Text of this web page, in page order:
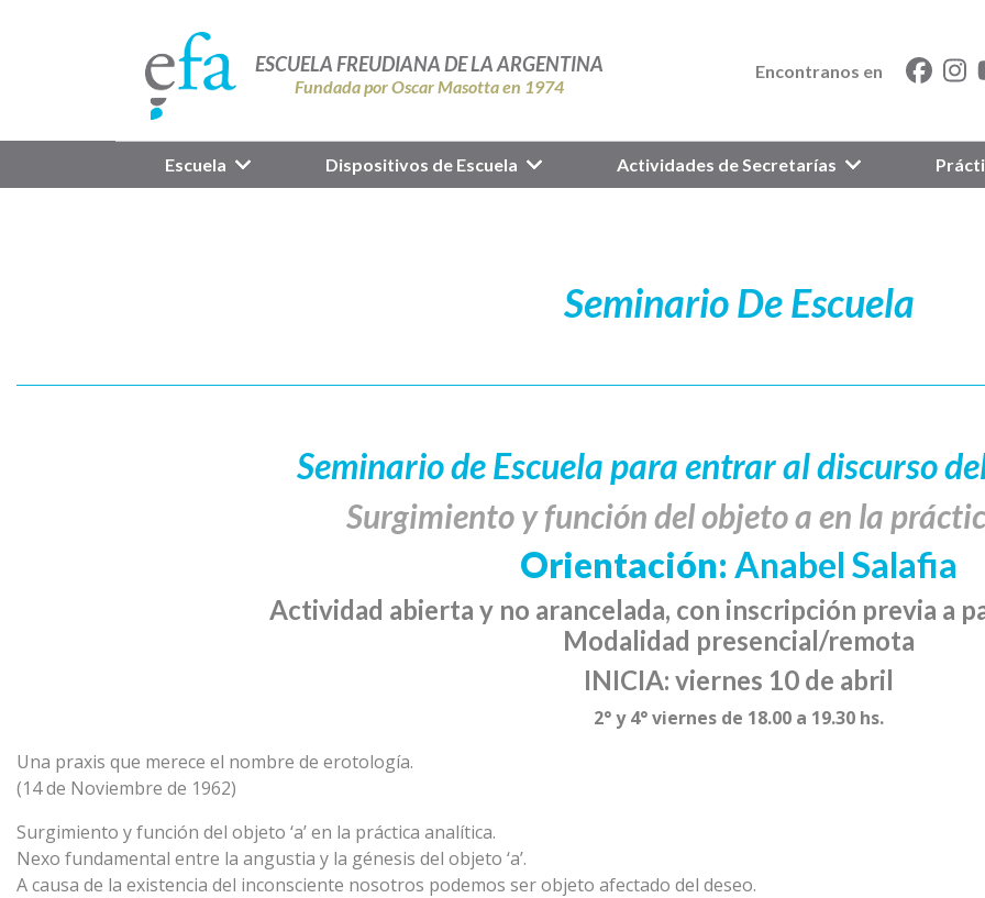
ESCUELA FREUDIANA DE LA ARGENTINA
Fundada por Oscar Masotta en 1974
Encontranos en
Escuela Dispositivos de Escuela Actividades de Secretarías
Seminario De Escuela
Seminario de Escuela para entrar al discurso
Surgimiento y función del objeto a en la
Orientación: Anabel Salafia
Actividad abierta y no arancelada, con inscripción previa a
Modalidad presencial/remota
INICIA: viernes 10 de abril
2° y 4° viernes de 18.00 a 19.30 hs.
Una praxis que merece el nombre de erotología.
(14 de Noviembre de 1962)
Surgimiento y función del objeto ‘a’ en la práctica analítica.
Nexo fundamental entre la angustia y la génesis del objeto ‘a’.
A causa de la existencia del inconsciente nosotros podemos ser objeto afectado del deseo.